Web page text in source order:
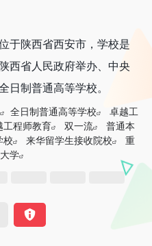
于陕西省西安市，学校是
西省人民政府举办、中央
日制普通高等学校。
全日制普通高等学校
卓越工
工程师教育 双一流
普通本
校 来华留学生接收院校
重
学